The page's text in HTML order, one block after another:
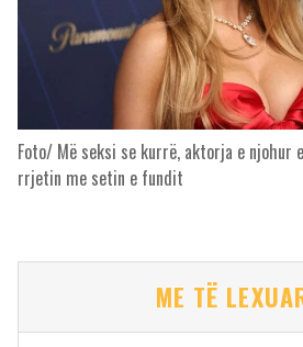
Foto/ Më seksi se kurrë, aktorja e njohur
rrjetin me setin e fundit
ME TË